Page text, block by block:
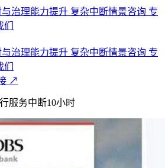
与治理能力提升 复杂中断情景咨询 专
与治理能力提升 复杂中断情景咨询 专
↗
服务中断10小时